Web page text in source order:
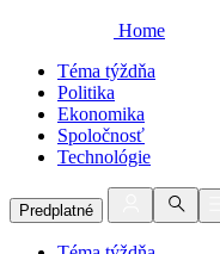
Home
Téma týždňa
Politika
Ekonomika
Spoločnosť
Technológie
Predplatné